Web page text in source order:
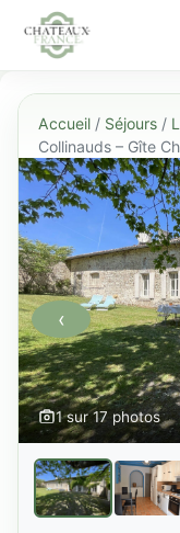
Accueil / Séjours /
Collinauds – Gîte
1 sur 17 photos
‹